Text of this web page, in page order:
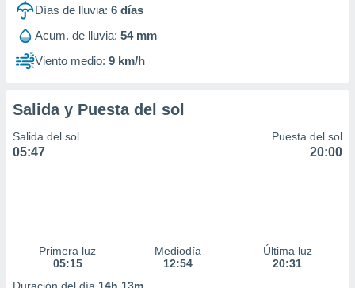
crear un
uso de
medir el
el
del
Días de lluvia: 6 días
Acum. de lluvia: 54 mm
Viento medio: 9 km/h
Salida y Puesta del sol
Salida del sol
05:47
Puesta del sol
20:00
Primera luz
05:15
Mediodía
12:54
Última luz
20:31